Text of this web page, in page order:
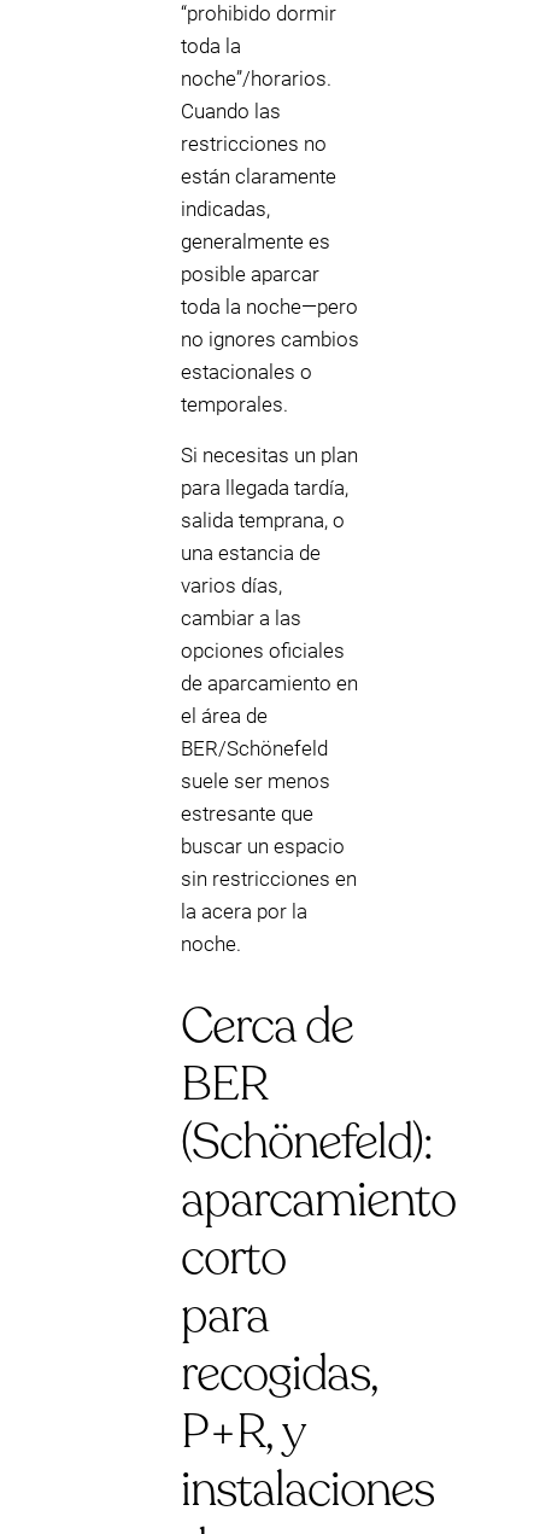
“prohibido dormir
toda la
noche”/horarios.
Cuando las
restricciones no
están claramente
indicadas,
generalmente es
posible aparcar
toda la noche—pero
no ignores cambios
estacionales o
temporales.
Si necesitas un plan
para llegada tardía,
salida temprana, o
una estancia de
varios días,
cambiar a las
opciones oficiales
de aparcamiento en
el área de
BER/Schönefeld
suele ser menos
estresante que
buscar un espacio
sin restricciones en
la acera por la
noche.
Cerca de
BER
(Schönefeld):
aparcamiento
corto
para
recogidas,
P+R, y
instalaciones